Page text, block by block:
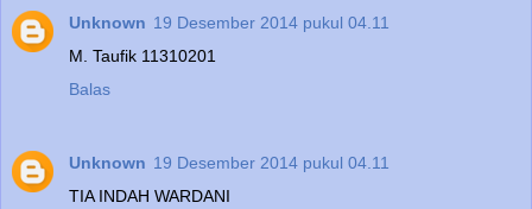
Unknown 19 Desember 2014 pukul 04.11
M. Taufik 11310201
Balas
Unknown 19 Desember 2014 pukul 04.11
TIA INDAH WARDANI